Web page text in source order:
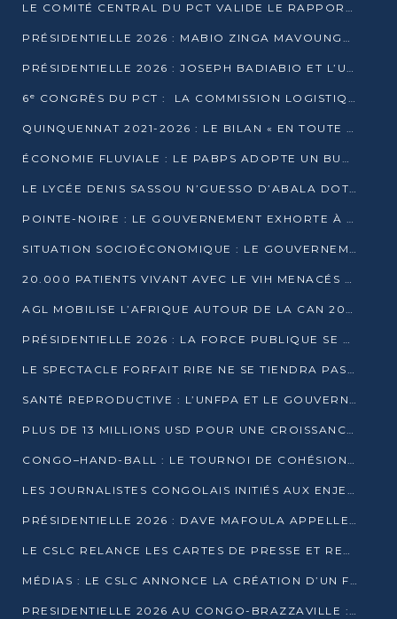
LE COMITÉ CENTRAL DU PCT VALIDE LE RAPPORT DU CONGRÈS ET SOUTIENT DENIS SASSOU N’GUESSO
PRÉSIDENTIELLE 2026 : MABIO ZINGA MAVOUNGOU DÉCLARE SA CANDIDATURE ET CHARGE LE BILAN DU PCT
PRÉSIDENTIELLE 2026 : JOSEPH BADIABIO ET L’UDH-YUKI JOUENT LA PRUDENCE
6ᵉ CONGRÈS DU PCT : LA COMMISSION LOGISTIQUE ASSURE LA DISTRIBUTION DES KITS
QUINQUENNAT 2021-2026 : LE BILAN « EN TOUTE TRANSPARENCE » PRÉSENTÉ À LA PRESSE
ÉCONOMIE FLUVIALE : LE PABPS ADOPTE UN BUDGET 2026 DE PLUS DE 2,7 MILLIARDS FCFA
LE LYCÉE DENIS SASSOU N’GUESSO D’ABALA DOTÉ D’UNE SALLE MULTIMÉDIA
POINTE-NOIRE : LE GOUVERNEMENT EXHORTE À UN USAGE RESPONSABLE DU NOUVEAU MATÉRIEL MUNICIPAL
SITUATION SOCIOÉCONOMIQUE : LE GOUVERNEMENT INTERPELLÉ DEVANT LE SÉNAT
20.000 PATIENTS VIVANT AVEC LE VIH MENACÉS D’ARRÊT DE TRAITEMENT
AGL MOBILISE L’AFRIQUE AUTOUR DE LA CAN 2025
PRÉSIDENTIELLE 2026 : LA FORCE PUBLIQUE SE PRÉPARE À SÉCURISER LE SCRUTIN
LE SPECTACLE FORFAIT RIRE NE SE TIENDRA PAS LE 1ER JANVIER
SANTÉ REPRODUCTIVE : L’UNFPA ET LE GOUVERNEMENT AFFINENT LES PRIORITÉS DE 2026
PLUS DE 13 MILLIONS USD POUR UNE CROISSANCE VERTE ET SOUVERAINE
CONGO–HAND-BALL : LE TOURNOI DE COHÉSION ET DE FRATERNITÉ ALLUME SES LAMPIONS À BRAZZAVILLE
LES JOURNALISTES CONGOLAIS INITIÉS AUX ENJEUX DE L’ÉCONOMIE BLEUE
PRÉSIDENTIELLE 2026 : DAVE MAFOULA APPELLE LES CONGOLAIS À UN « NOUVEAU DÉPART »
LE CSLC RELANCE LES CARTES DE PRESSE ET RECONNAÎT OFFICIELLEMENT LES MÉDIAS EN LIGNE
MÉDIAS : LE CSLC ANNONCE LA CRÉATION D’UN FONDS D’APPUI À LA PRESSE
PRESIDENTIELLE 2026 AU CONGO-BRAZZAVILLE : UN CASTING ÉLARGI